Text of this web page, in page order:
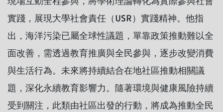
實踐，展現大學社會責任（USR）實踐精神。他指
出，海洋污染已屬全球性議題，單靠政策推動難以全
面改善，需透過教育推廣與全民參與，逐步改變消費
與生活行為。未來將持續結合在地社區推動相關議
題，深化永續教育影響力。隨著環境與健康風險持續
受到關注，此類由社區出發的行動，將成為推動全民